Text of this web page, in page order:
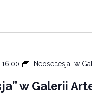
16:00 „Neosecesja” w
w Galerii